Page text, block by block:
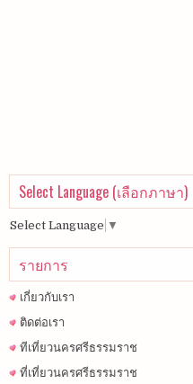
Select Language (เลือกภาษา)
Select Language ▼
รายการ
เกี่ยวกับเรา
ติดต่อเรา
ทีเที่ยวนครศรีธรรมราช
ที่เที่ยวนครศรีธรรมราช